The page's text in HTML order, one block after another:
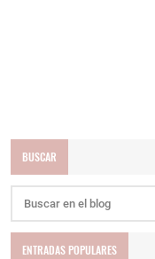
BUSCAR
ENTRADAS POPULARES